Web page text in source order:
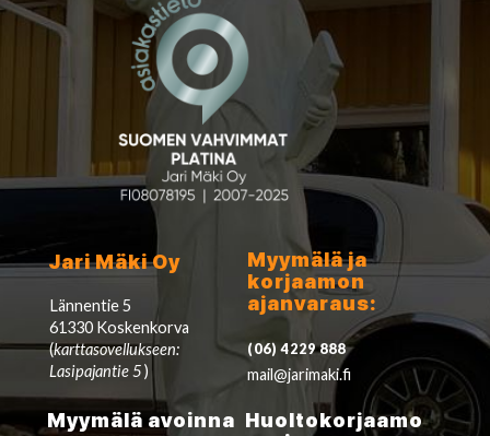
Jari Mäki Oy
Lännentie 5
61330 Koskenkorva
(karttasovellukseen:
Lasipajantie 5)
Myymälä ja
korjaamon
ajanvaraus:
(06) 4229 888
mail@jarimaki.fi
Myymälä avoinna Huoltokorjaamo